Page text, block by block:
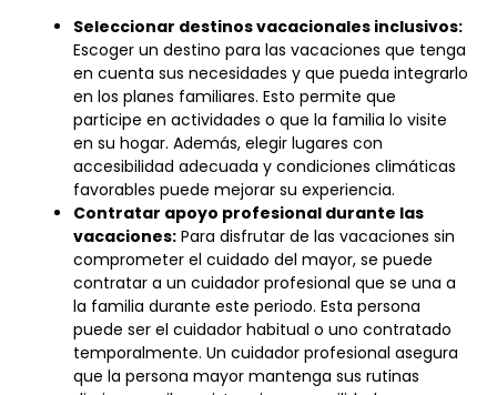
Seleccionar destinos vacacionales inclusivos:
Escoger un destino para las vacaciones que tenga
en cuenta sus necesidades y que pueda integrarlo
en los planes familiares. Esto permite que
participe en actividades o que la familia lo visite
en su hogar. Además, elegir lugares con
accesibilidad adecuada y condiciones climáticas
favorables puede mejorar su experiencia.
Contratar apoyo profesional durante las
vacaciones: Para disfrutar de las vacaciones sin
comprometer el cuidado del mayor, se puede
contratar a un cuidador profesional que se una a
la familia durante este periodo. Esta persona
puede ser el cuidador habitual o uno contratado
temporalmente. Un cuidador profesional asegura
que la persona mayor mantenga sus rutinas